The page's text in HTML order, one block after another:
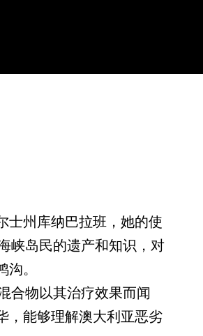
士州库纳巴拉班，她的使
峡岛民的遗产和知识，对
。
合物以其治疗效果而闻
，能够理解澳大利亚恶劣